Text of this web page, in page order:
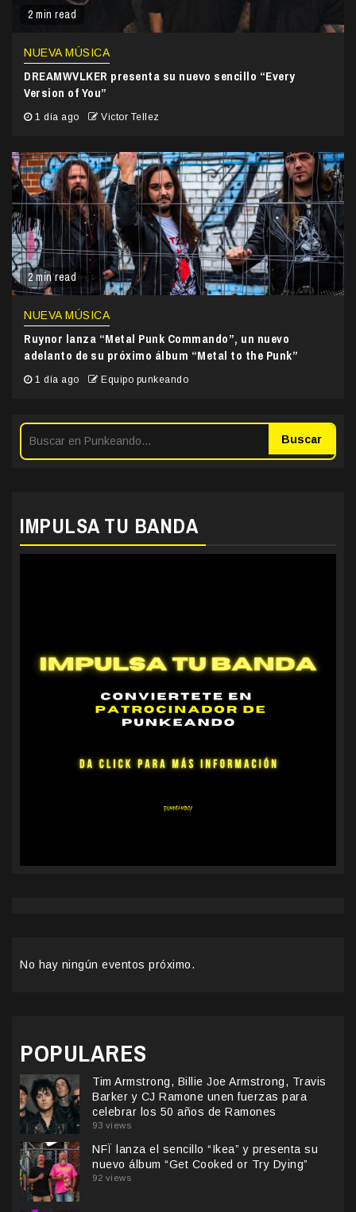
2 min read
NUEVA MÚSICA
DREAMWVLKER presenta su nuevo sencillo “Every
Version of You”
1 día ago Victor Tellez
2 min read
NUEVA MÚSICA
Ruynor lanza “Metal Punk Commando”, un nuevo
adelanto de su próximo álbum “Metal to the Punk”
1 día ago Equipo punkeando
Buscar
IMPULSA TU BANDA
No hay ningún eventos próximo.
POPULARES
Tim Armstrong, Billie Joe Armstrong, Travis
Barker y CJ Ramone unen fuerzas para
celebrar los 50 años de Ramones
93 views
NFÏ lanza el sencillo “Ikea” y presenta su
nuevo álbum “Get Cooked or Try Dying”
92 views